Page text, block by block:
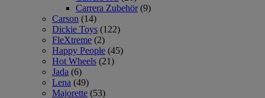
Carrera Zubehör (9)
Carson (14)
Dickie Toys (122)
FleXtreme (2)
Happy People (45)
Hot Wheels (21)
Jada (6)
Lena (49)
Majorette (53)